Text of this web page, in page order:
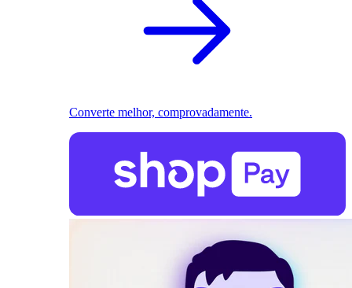
Converte melhor, comprovadamente.